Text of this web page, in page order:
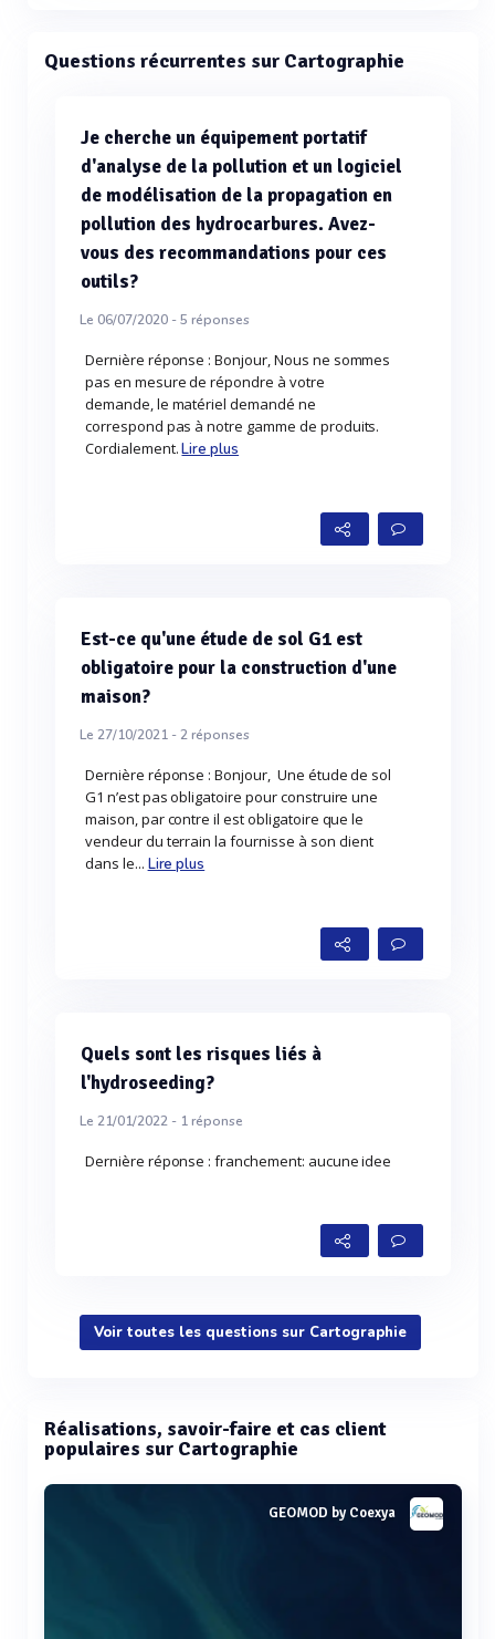
Questions récurrentes sur Cartographie
Je cherche un équipement portatif
d'analyse de la pollution et un logiciel
de modélisation de la propagation en
pollution des hydrocarbures. Avez-
vous des recommandations pour ces
outils?
Le 06/07/2020 -5 réponses
Dernière réponse : Bonjour, Nous ne sommes
pas en mesure de répondre à votre
demande, le matériel demandé ne
correspond pas à notre gamme de produits.
Cordialement.Lire plus
Est-ce qu'une étude de sol G1 est
obligatoire pour la construction d'une
maison?
Le 27/10/2021 -2réponses
Dernière réponse : Bonjour, Une étude de sol
G1 n’est pas obligatoire pour construire une
maison, par contre il est obligatoire que le
vendeur du terrain la fournisse à son client
dans le... Lire plus
Quels sont les risques liés à
l'hydroseeding?
Le 21/01/2022 - 1réponse
Dernière réponse : franchement: aucune idee
Voir toutes les questions sur Cartographie
Réalisations, savoir-faire et cas client
populaires sur Cartographie
GEOMOD by Coexya